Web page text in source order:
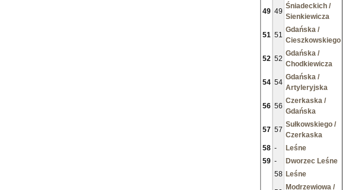
49 49
Śniadeckich /
Sienkiewicza
51 51
Gdańska /
Cieszkowskiego
52 52
Gdańska /
Chodkiewicza
54 54
Gdańska /
Artyleryjska
56 56
Czerkaska /
Gdańska
57 57
Sułkowskiego /
Czerkaska
58 -
Leśne
59 -
Dworzec Leśne
58 Leśne
Modrzewiowa /